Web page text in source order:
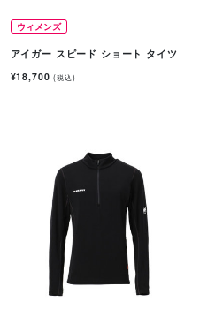
ウィメンズ
アイガー スピード ショート タイツ
¥18,700(税込)